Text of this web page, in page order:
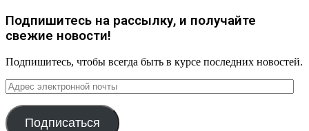
Подпишитесь на рассылку, и получайте
свежие новости!
Подпишитесь, чтобы всегда быть в курсе последних новостей.
Адрес
электронной
почты
Подписаться